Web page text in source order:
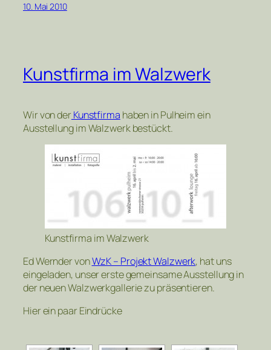
10. Mai 2010
Kunstfirma im Walzwerk
Wir von derKunstfirma haben in Pulheim ein
Ausstellung im Walzwerk bestückt.
Kunstfirma im Walzwerk
Ed Wernder vonWzK – Projekt Walzwerk, hat uns
eingeladen, unser erste gemeinsame Ausstellung in
der neuen Walzwerkgallerie zu präsentieren.
Hier ein paar Eindrücke